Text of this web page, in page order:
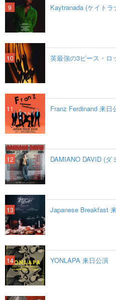
Kaytranada (ケイト
英最強の3ピース・ロ
Franz Ferdinand 来日
DAMIANO DAVID (ダ
Japanese Breakfast
YONLAPA 来日公演